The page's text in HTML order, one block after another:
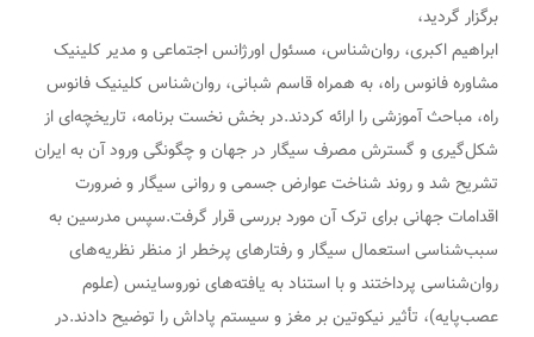
برگزار گردید،
ابراهیم اکبری، روان‌شناس، مسئول اورژانس اجتماعی و مدیر کلینیک
مشاوره فانوس راه، به همراه قاسم شبانی، روان‌شناس کلینیک فانوس
راه، مباحث آموزشی را ارائه کردند.در بخش نخست برنامه، تاریخچه‌ای از
شکل‌گیری و گسترش مصرف سیگار در جهان و چگونگی ورود آن به ایران
تشریح شد و روند شناخت عوارض جسمی و روانی سیگار و ضرورت
اقدامات جهانی برای ترک آن مورد بررسی قرار گرفت.سپس مدرسین به
سبب‌شناسی استعمال سیگار و رفتارهای پرخطر از منظر نظریه‌های
روان‌شناسی پرداختند و با استناد به یافته‌های نوروساینس (علوم
عصب‌پایه)، تأثیر نیکوتین بر مغز و سیستم پاداش را توضیح دادند.در